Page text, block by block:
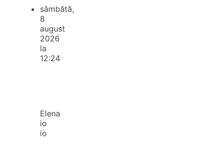
sâmbătă,
8
august
2026
la
12:24
Elena
io
io